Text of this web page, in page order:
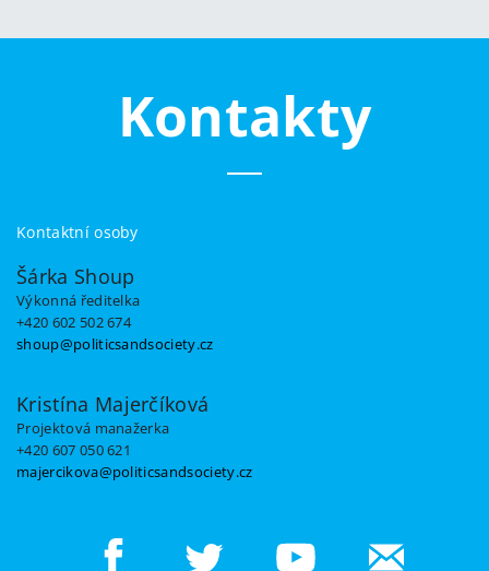
Kontakty
Kontaktní osoby
Šárka Shoup
Výkonná ředitelka
+420 602 502 674
shoup@politicsandsociety.cz
Kristína Majerčíková
Projektová manažerka
+420 607 050 621
majercikova@politicsandsociety.cz